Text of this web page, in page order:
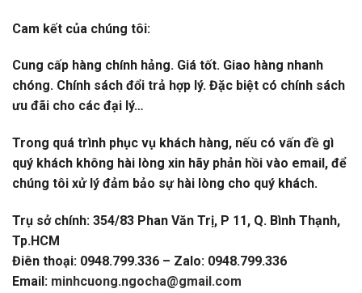
Cam kết của chúng tôi:
Cung cấp hàng chính hảng. Giá tốt. Giao hàng nhanh
chóng. Chính sách đổi trả hợp lý. Đặc biệt có chính sách
ưu đãi cho các đại lý…
Trong quá trình phục vụ khách hàng, nếu có vấn đề gì
quý khách không hài lòng xin hãy phản hồi vào email, để
chúng tôi xử lý đảm bảo sự hài lòng cho quý khách.
Trụ sở chính: 354/83 Phan Văn Trị, P 11, Q. Bình Thạnh,
Tp.HCM
Điên thoại: 0948.799.336 – Zalo: 0948.799.336
Email: minhcuong.ngocha@gmail.com